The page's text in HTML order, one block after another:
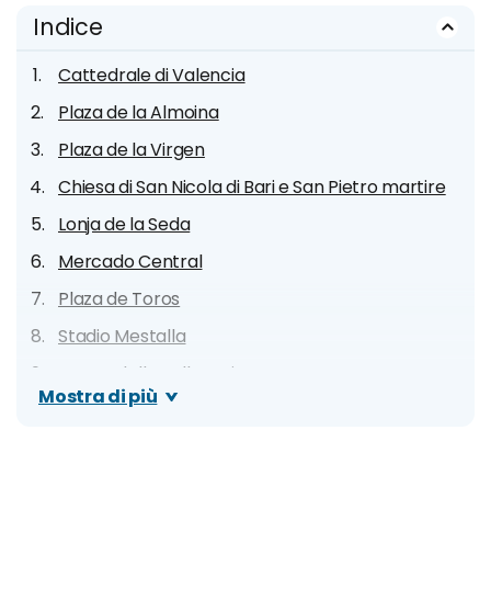
Indice
Cattedrale di Valencia
Plaza de la Almoina
Plaza de la Virgen
Chiesa di San Nicola di Bari e San Pietro martire
Lonja de la Seda
Mercado Central
Plaza de Toros
Stadio Mestalla
Museo delle Belle Arti
Barrio del Carmen
Mostra di più